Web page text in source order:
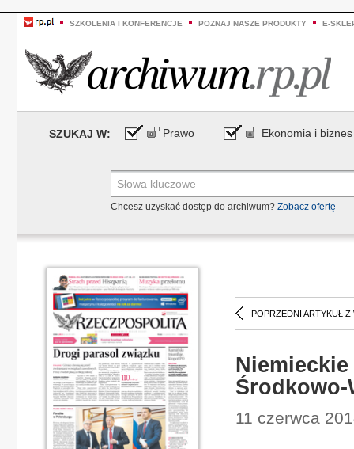
SZKOLENIA I KONFERENCJE POZNAJ NASZE PRODUKTY E-
SZUKAJ W: Prawo Ekonomia i biznes
Chcesz uzyskać dostęp do archiwum? Zobacz ofertę
POPRZEDNI ARTYKUŁ Z
11 czerwca